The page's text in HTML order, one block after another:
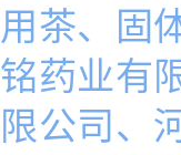
用茶、固
铭药业有
限公司、